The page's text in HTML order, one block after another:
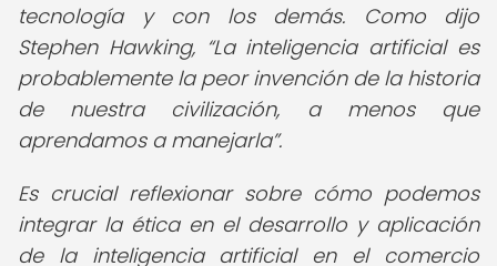
tecnología y con los demás. Como dijo
Stephen Hawking,
La inteligencia artificial es
probablemente la peor invención de la historia
de nuestra civilización, a menos que
aprendamos a manejarla .
Es crucial reflexionar sobre cómo podemos
integrar la ética en el desarrollo y aplicación
de la inteligencia artificial en el comercio